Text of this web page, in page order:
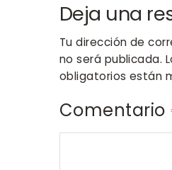
Deja una
Tu dirección de
no será publicada.
obligatorios están
Comentario